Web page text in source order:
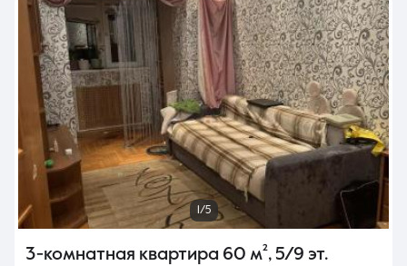
1/5
3-комнатная квартира 60 м², 5/9 эт.